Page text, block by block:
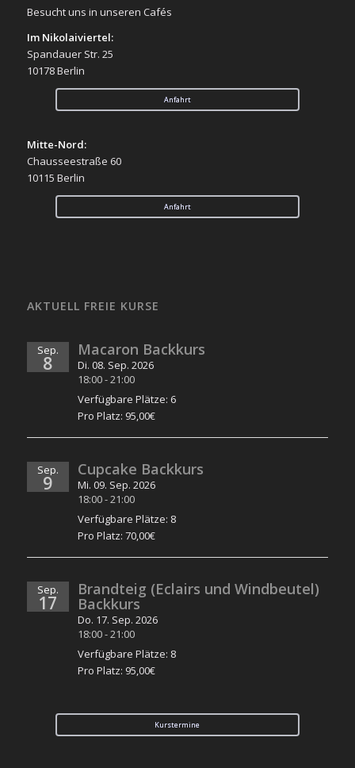
Besucht uns in unseren Cafés
Im Nikolaiviertel:
Spandauer Str. 25
10178 Berlin
Anfahrt
Mitte-Nord:
Chausseestraße 60
10115 Berlin
Anfahrt
AKTUELL FREIE KURSE
Sep.
8
Macaron Backkurs
Di. 08. Sep. 2026
18:00-21:00
Verfügbare Plätze: 6
Pro Platz: 95,00€
Sep.
9
Cupcake Backkurs
Mi. 09. Sep. 2026
18:00-21:00
Verfügbare Plätze: 8
Pro Platz: 70,00€
Sep.
17
Brandteig (Eclairs und Windbeutel)
Backkurs
Do. 17. Sep. 2026
18:00-21:00
Verfügbare Plätze: 8
Pro Platz: 95,00€
Kurstermine